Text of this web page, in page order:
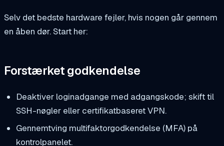
Selv det bedste hardware fejler, hvis nogen går gennem
en åben dør. Start her:
Forstærket godkendelse
Deaktiver loginadgange med adgangskode; skift til
SSH-nøgler eller certifikatbaseret VPN.
Gennemtving multifaktorgodkendelse (MFA) på
kontrolpanelet.